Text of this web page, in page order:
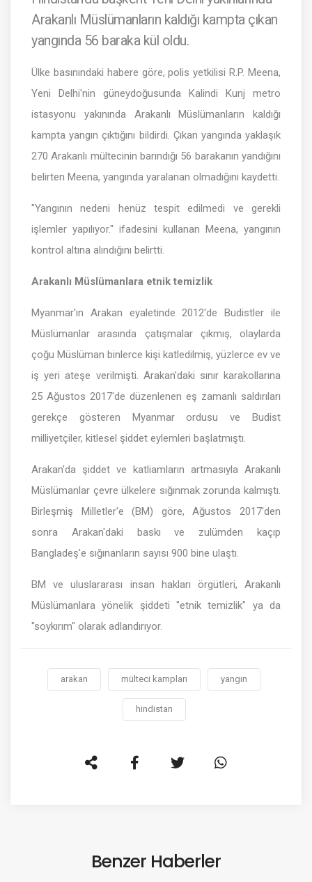
Arakanlı Müslümanların kaldığı kampta çıkan
yangında 56 baraka kül oldu.
Ülke basınındaki habere göre, polis yetkilisi R.P. Meena,
Yeni Delhi'nin güneydoğusunda Kalindi Kunj metro
istasyonu yakınında Arakanlı Müslümanların kaldığı
kampta yangın çıktığını bildirdi. Çıkan yangında yaklaşık
270 Arakanlı mültecinin barındığı 56 barakanın yandığını
belirten Meena, yangında yaralanan olmadığını kaydetti.
"Yangının nedeni henüz tespit edilmedi ve gerekli
işlemler yapılıyor." ifadesini kullanan Meena, yangının
kontrol altına alındığını belirtti.
Arakanlı Müslümanlara etnik temizlik
Myanmar'ın Arakan eyaletinde 2012'de Budistler ile
Müslümanlar arasında çatışmalar çıkmış, olaylarda
çoğu Müslüman binlerce kişi katledilmiş, yüzlerce ev ve
iş yeri ateşe verilmişti. Arakan'daki sınır karakollarına
25 Ağustos 2017'de düzenlenen eş zamanlı saldırıları
gerekçe gösteren Myanmar ordusu ve Budist
milliyetçiler, kitlesel şiddet eylemleri başlatmıştı.
Arakan'da şiddet ve katliamların artmasıyla Arakanlı
Müslümanlar çevre ülkelere sığınmak zorunda kalmıştı.
Birleşmiş Milletler'e (BM) göre, Ağustos 2017'den
sonra Arakan'daki baskı ve zulümden kaçıp
Bangladeş'e sığınanların sayısı 900 bine ulaştı.
BM ve uluslararası insan hakları örgütleri, Arakanlı
Müslümanlara yönelik şiddeti "etnik temizlik" ya da
"soykırım" olarak adlandırıyor.
arakan mülteci kampları yangın
hindistan
Benzer Haberler